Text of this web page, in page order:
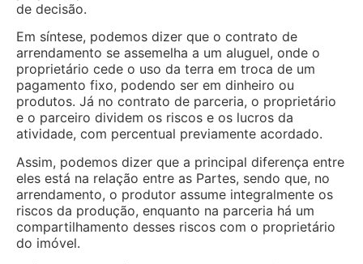
de decisão.
Em síntese, podemos dizer que o contrato de
arrendamento se assemelha a um aluguel, onde o
proprietário cede o uso da terra em troca de um
pagamento fixo, podendo ser em dinheiro ou
produtos. Já no contrato de parceria, o proprietário
e o parceiro dividem os riscos e os lucros da
atividade, com percentual previamente acordado.
Assim, podemos dizer que a principal diferença entre
eles está na relação entre as Partes, sendo que, no
arrendamento, o produtor assume integralmente os
riscos da produção, enquanto na parceria há um
compartilhamento desses riscos com o proprietário
do imóvel.